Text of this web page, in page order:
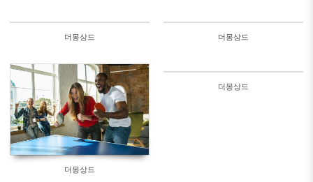
696 137760
564
더몽상드
503
더몽상드
506
더몽상드
더몽상드